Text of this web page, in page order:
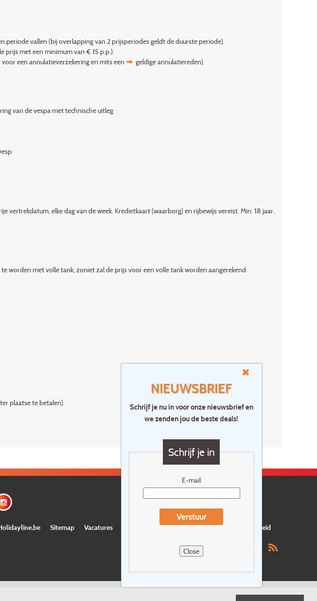
NIEUWSBRIEF
Schrijf je nu in voor onze nieuwsbrief en
we zenden jou de beste deals!
Schrijf je in
E-mail
Verstuur
Close
periode vallen (bij overlapping van 2 prijsperiodes geldt de duurste periode).
prijs met een minimum van € 15 p.p.).
een annulatieverzekering en mits een
geldige annulatiereden).
van de vespa met technische uitleg
vertrekdatum, elke dag van de week. Kredietkaart (waarborg) en rijbewijs vereist. Min. 18 jaar.
worden met volle tank, zoniet zal de prijs voor een volle tank worden aangerekend
plaatse te betalen).
Sitemap Vacatures Privacyverklaring Verzekering Duurzaamheid